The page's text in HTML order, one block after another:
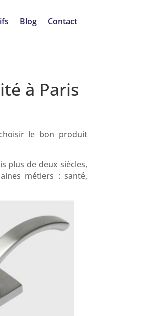
Blog Contact
à Paris
le bon produit
plus de deux siècles,
métiers : santé,